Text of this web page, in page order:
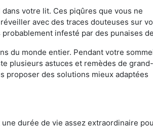
votre lit. Ces piqûres que vous ne
avec des traces douteuses sur
infesté par des punaises
du monde entier. Pendant votre
plusieurs astuces et remèdes de grand-
proposer des solutions mieux adaptées
durée de vie assez extraordinaire